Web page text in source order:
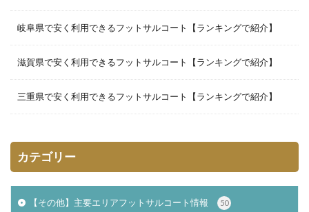
岐阜県で安く利用できるフットサルコート【ランキングで紹介】
滋賀県で安く利用できるフットサルコート【ランキングで紹介】
三重県で安く利用できるフットサルコート【ランキングで紹介】
カテゴリー
【その他】主要エリアフットサルコート情報 50